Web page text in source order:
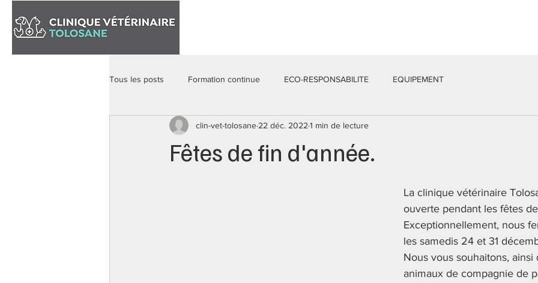
Tous les posts Formation continue ECO-RESPONSABILITE EQUIPEMENT
Fêtes de fin d'année.
clin-vet-tolosane 22 déc. 2022 1 min de lecture
La clinique vétérinaire
ouverte pendant les fêtes
Exceptionnellement, nous
les samedis 24 et 31
Nous vous souhaitons, ainsi
animaux de compagnie de